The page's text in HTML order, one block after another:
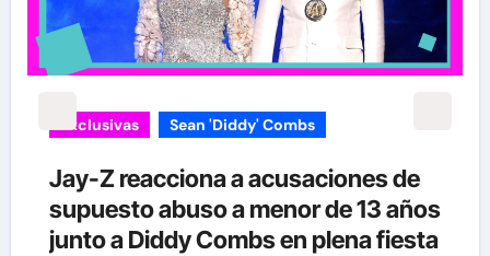
Exclusivas Silvia Pinal
Enrique Guzmán visita a Silvia Pinal
en el hospital: “Le gusta tanto la
vida que no se quiere ir”